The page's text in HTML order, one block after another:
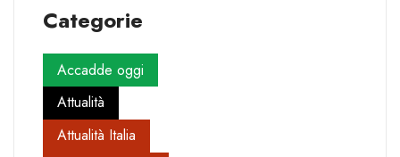
Categorie
Accadde oggi
Attualità
Attualità Italia